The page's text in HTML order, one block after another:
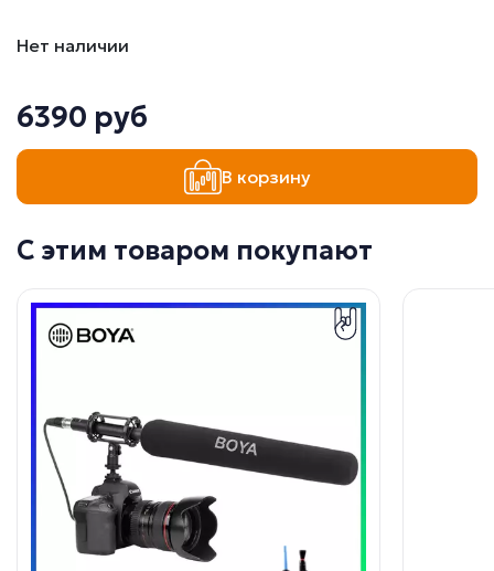
Нет наличии
6390 руб
В корзину
С этим товаром покупают